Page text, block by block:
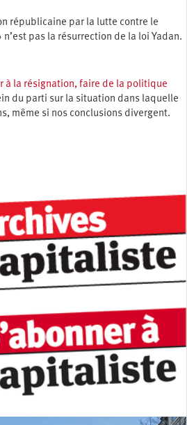
républicaine par la lutte contre le
pas la résurrection de la loi Yadan.
à la résignation, faire de la politique
du parti sur la situation dans laquelle
même si nos conclusions divergent.